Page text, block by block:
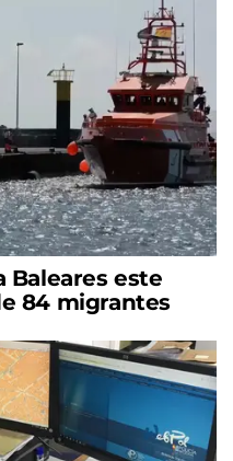
Baleares este
84 migrantes